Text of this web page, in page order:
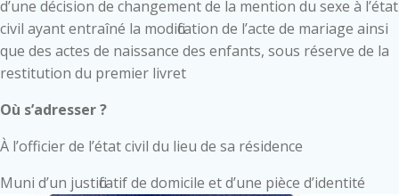
d’une décision de changement de la mention du sexe à l’état
civil ayant entraîné la modification de l’acte de mariage ainsi
que des actes de naissance des enfants, sous réserve de la
restitution du premier livret
Où s’adresser ?
À l’officier de l’état civil du lieu de sa résidence
Muni d’un justificatif de domicile et d’une pièce d’identité